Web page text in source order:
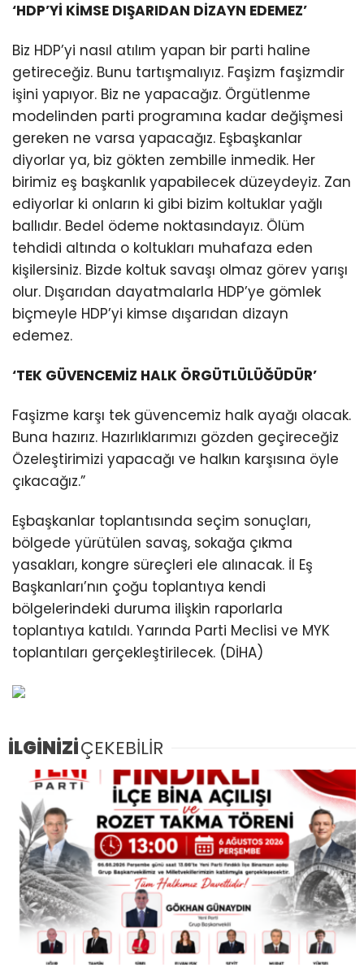
‘HDP’Yİ KİMSE DIŞARIDAN DİZAYN EDEMEZ’
Biz HDP’yi nasıl atılım yapan bir parti haline
getireceğiz. Bunu tartışmalıyız. Faşizm faşizmdir
işini yapıyor. Biz ne yapacağız. Örgütlenme
modelinden parti programına kadar değişmesi
gereken ne varsa yapacağız. Eşbaşkanlar
diyorlar ya, biz gökten zembille inmedik. Her
birimiz eş başkanlık yapabilecek düzeydeyiz. Zan
ediyorlar ki onların ki gibi bizim koltuklar yağlı
ballıdır. Bedel ödeme noktasındayız. Ölüm
tehdidi altında o koltukları muhafaza eden
kişilersiniz. Bizde koltuk savaşı olmaz görev yarışı
olur. Dışarıdan dayatmalarla HDP’ye gömlek
biçmeyle HDP’yi kimse dışarıdan dizayn
edemez.
‘TEK GÜVENCEMİZ HALK ÖRGÜTLÜLÜĞÜDÜR’
Faşizme karşı tek güvencemiz halk ayağı olacak.
Buna hazırız. Hazırlıklarımızı gözden geçireceğiz
Özeleştirimizi yapacağı ve halkın karşısına öyle
çıkacağız.”
Eşbaşkanlar toplantısında seçim sonuçları,
bölgede yürütülen savaş, sokağa çıkma
yasakları, kongre süreçleri ele alınacak. İl Eş
Başkanları’nın çoğu toplantıya kendi
bölgelerindeki duruma ilişkin raporlarla
toplantıya katıldı. Yarında Parti Meclisi ve MYK
toplantıları gerçekleştirilecek. (DİHA)
İLGİNİZİÇEKEBİLİR